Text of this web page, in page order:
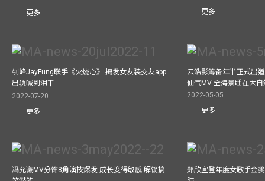
更多
更多
钊峰JayFung联手《火烧心》 揭发女友装交友app
出轨喊到泪干
2022-07-20
更多
云浩影筹备年半正式出
仙气MV 全海景睡在大自
2022-05-05
更多
冯允谦MV分饰8角演技爆发 成长变得敏感 解锁搞
郑欣宜登年度女歌手金